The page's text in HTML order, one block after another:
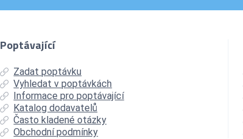
Poptávající
Zadat poptávku
Vyhledat v poptávkách
Informace pro poptávající
Katalog dodavatelů
Často kladené otázky
Obchodní podmínky